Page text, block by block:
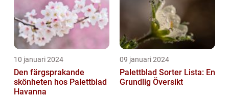
10 januari 2024
Den färgsprakande
skönheten hos Palettblad
Havanna
09 januari 2024
Palettblad Sorter Lista: En
Grundlig Översikt